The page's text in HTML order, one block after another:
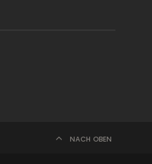
NACH OBEN